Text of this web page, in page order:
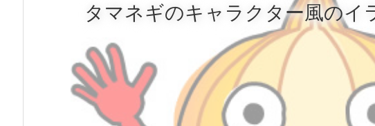
タマネギのキャラクター風のイ